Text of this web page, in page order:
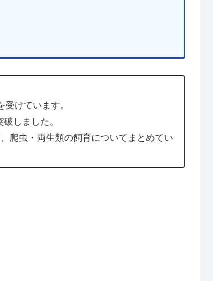
受けています。
しました。
爬虫・両生類の飼育についてまとめてい